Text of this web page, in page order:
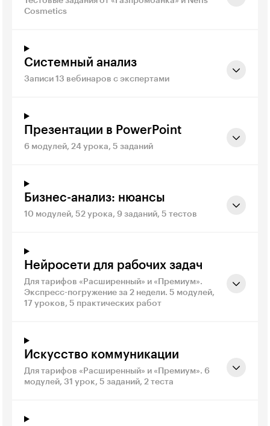
Cosmetics
Системный анализ
Записи 13 вебинаров с экспертами
Презентации в PowerPoint
6 модулей, 24 урока, 5 заданий
Бизнес-анализ: нюансы
10 модулей, 52 урока, 9 заданий, 5 тестов
Нейросети для рабочих задач
Для тарифов «Расширенный» и «Премиум».
Экспресс-погружение за 2 недели. 5 модулей,
17 уроков, 5 практических работ
Искусство коммуникации
Для тарифов «Расширенный» и «Премиум». 6
модулей, 31 урок, 5 заданий, 2 теста